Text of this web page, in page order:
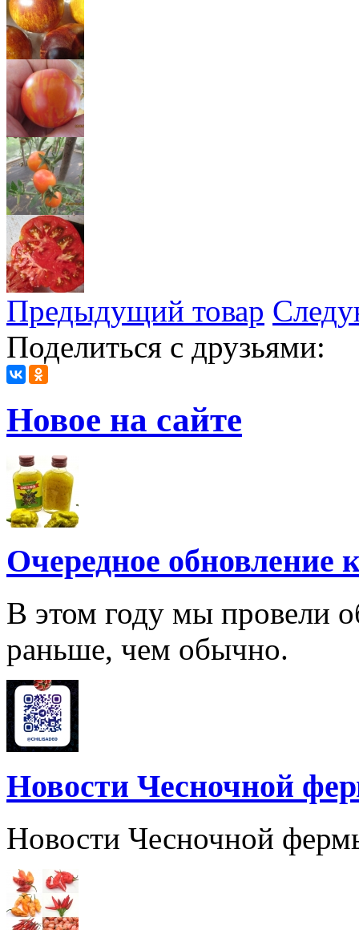
Предыдущий товар
Поделиться с друзьями:
Новое на сайте
Очередное обновление
В этом году мы провели
раньше, чем обычно.
Новости Чесночной
Новости Чесночной